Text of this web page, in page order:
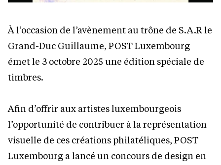
À l’occasion de l’avènement au trône de S.A.R le
Grand-Duc Guillaume, POST Luxembourg
émet le 3 octobre 2025 une édition spéciale de
timbres.
Afin d’offrir aux artistes luxembourgeois
l’opportunité de contribuer à la représentation
visuelle de ces créations philatéliques, POST
Luxembourg a lancé un concours de design en